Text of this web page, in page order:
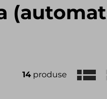
14 produse